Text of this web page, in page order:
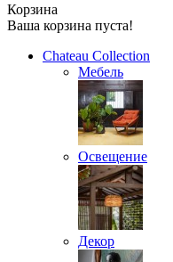
Корзина
Ваша корзина пуста!
Chateau Collection
Мебель
Освещение
Декор